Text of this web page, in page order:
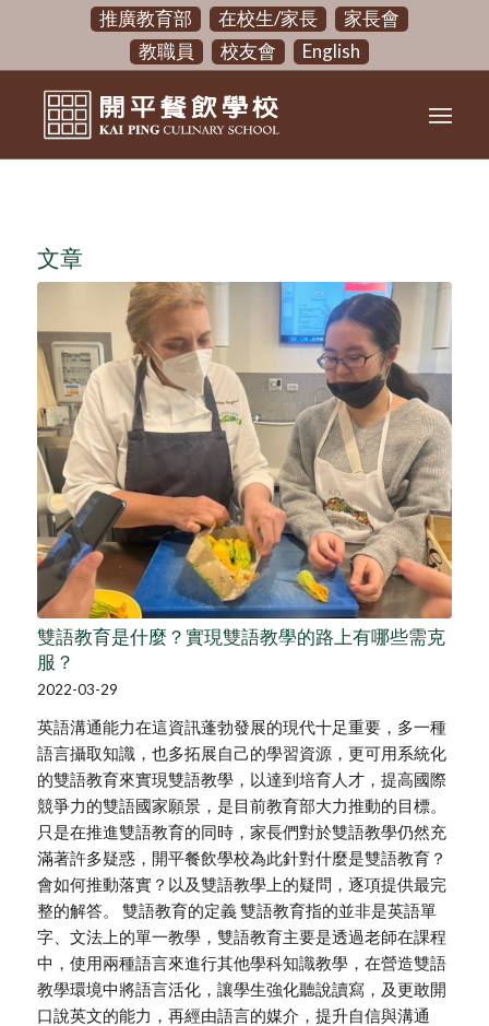
推廣教育部 在校生/家長
家長會
教職員
校友會 English
文章
雙語教育是什麼？實現雙語教學的路上有哪些需克
服？
2022-03-29
英語溝通能力在這資訊蓬勃發展的現代十足重要，多一種
語言攝取知識，也多拓展自己的學習資源，更可用系統化
的雙語教育來實現雙語教學，以達到培育人才，提高國際
競爭力的雙語國家願景，是目前教育部大力推動的目標。
只是在推進雙語教育的同時，家長們對於雙語教學仍然充
滿著許多疑惑，開平餐飲學校為此針對什麼是雙語教育？
會如何推動落實？以及雙語教學上的疑問，逐項提供最完
整的解答。 雙語教育的定義 雙語教育指的並非是英語單
字、文法上的單一教學，雙語教育主要是透過老師在課程
中，使用兩種語言來進行其他學科知識教學，在營造雙語
教學環境中將語言活化，讓學生強化聽說讀寫，及更敢開
口說英文的能力，再經由語言的媒介，提升自信與溝通